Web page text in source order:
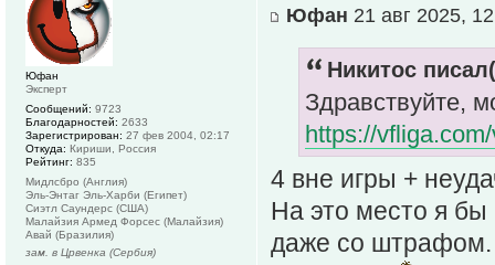
Юфан 21 авг 2025,
Никитос
Здравствуйте,
https://
4 вне игры +
На это место я бы
даже со штрафом.
Юфан
Эксперт
Сообщений: 9723
Благодарностей: 2633
Зарегистрирован: 27 фев 2004, 02:17
Откуда: Кириши, Россия
Рейтинг: 835
Мидлсбро (Англия)
Эль-Энтаг Эль-Харби (Египет)
Сиэтл Саундерс (США)
Малайзия Армед Форсес (Малайзия)
Авай (Бразилия)
зам. в Црвенка (Сербия)